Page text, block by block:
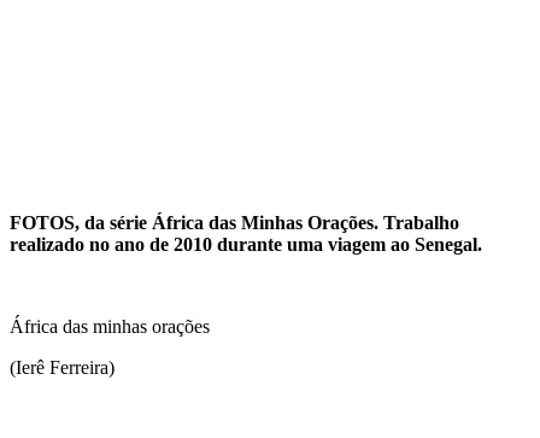
FOTOS, da série África das Minhas Orações. Trabalho
realizado no ano de 2010 durante uma viagem ao Senegal.
África das minhas orações
(Ierê Ferreira)